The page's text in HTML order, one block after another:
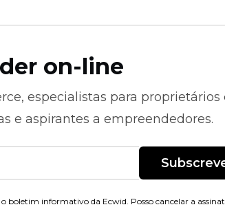
on-line
especialistas para proprietários
e aspirantes a empreendedores.
boletim informativo da Ecwid. Posso cancelar a